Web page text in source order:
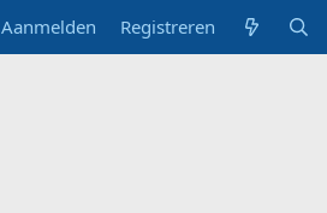
Aanmelden Registreren